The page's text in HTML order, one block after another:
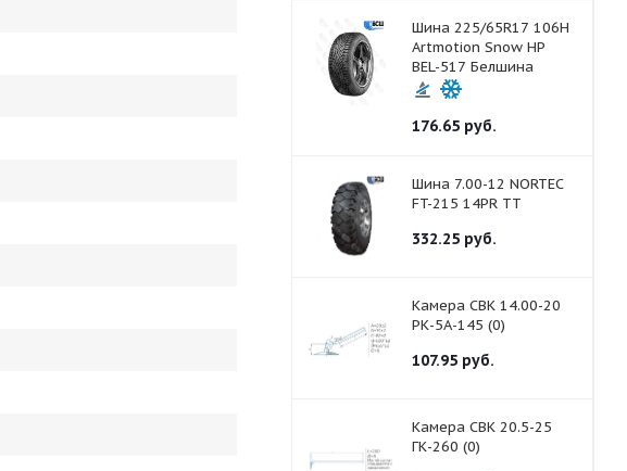
Шина 225/65R17 106H
Artmotion Snow HP
BEL-517 Белшина
176.65 руб.
Шина 7.00-12 NORTEC
FT-215 14PR ТТ
332.25 руб.
Камера СВК 14.00-20
РК-5А-145 (0)
107.95 руб.
Камера СВК 20.5-25
ГК-260 (0)